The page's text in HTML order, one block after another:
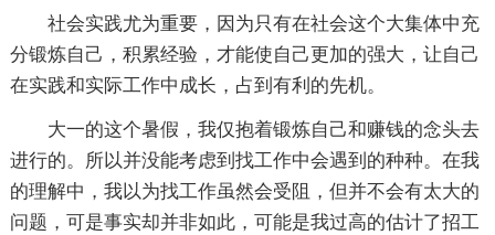
社会实践尤为重要，因为只有在社会这个大集体中充
分锻炼自己，积累经验，才能使自己更加的强大，让自己
在实践和实际工作中成长，占到有利的先机。
大一的这个暑假，我仅抱着锻炼自己和赚钱的念头去
进行的。所以并没能考虑到找工作中会遇到的种种。在我
的理解中，我以为找工作虽然会受阻，但并不会有太大的
问题，可是事实却并非如此，可能是我过高的估计了招工